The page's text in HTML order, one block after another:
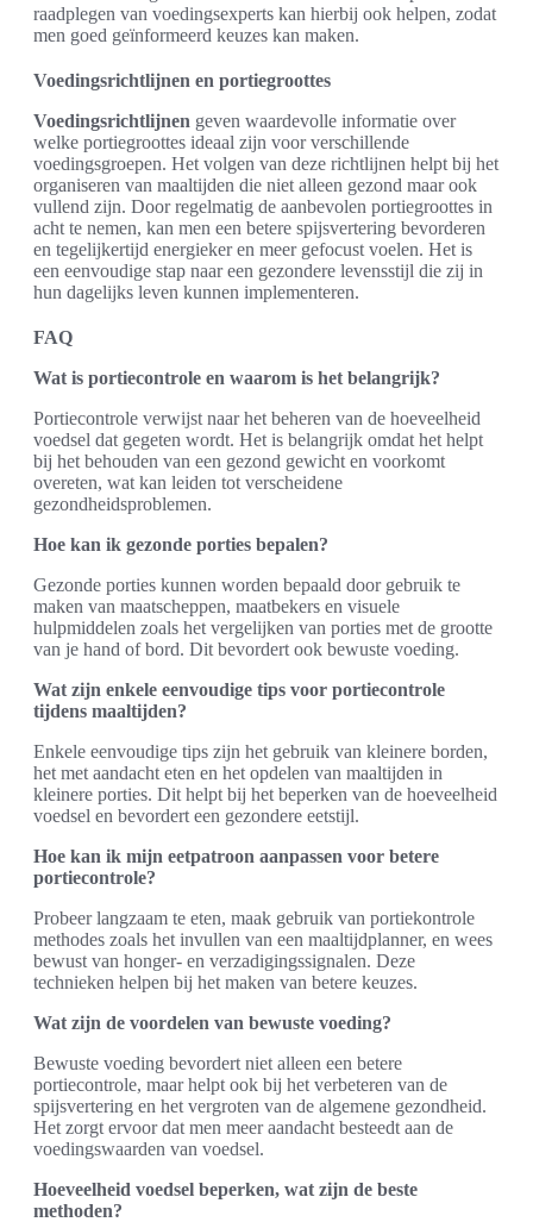
raadplegen van voedingsexperts kan hierbij ook helpen, zodat
men goed geïnformeerd keuzes kan maken.
Voedingsrichtlijnen en portiegroottes
Voedingsrichtlijnen geven waardevolle informatie over
welke portiegroottes ideaal zijn voor verschillende
voedingsgroepen. Het volgen van deze richtlijnen helpt bij het
organiseren van maaltijden die niet alleen gezond maar ook
vullend zijn. Door regelmatig de aanbevolen portiegroottes in
acht te nemen, kan men een betere spijsvertering bevorderen
en tegelijkertijd energieker en meer gefocust voelen. Het is
een eenvoudige stap naar een gezondere levensstijl die zij in
hun dagelijks leven kunnen implementeren.
FAQ
Wat is portiecontrole en waarom is het belangrijk?
Portiecontrole verwijst naar het beheren van de hoeveelheid
voedsel dat gegeten wordt. Het is belangrijk omdat het helpt
bij het behouden van een gezond gewicht en voorkomt
overeten, wat kan leiden tot verscheidene
gezondheidsproblemen.
Hoe kan ik gezonde porties bepalen?
Gezonde porties kunnen worden bepaald door gebruik te
maken van maatscheppen, maatbekers en visuele
hulpmiddelen zoals het vergelijken van porties met de grootte
van je hand of bord. Dit bevordert ook bewuste voeding.
Wat zijn enkele eenvoudige tips voor portiecontrole
tijdens maaltijden?
Enkele eenvoudige tips zijn het gebruik van kleinere borden,
het met aandacht eten en het opdelen van maaltijden in
kleinere porties. Dit helpt bij het beperken van de hoeveelheid
voedsel en bevordert een gezondere eetstijl.
Hoe kan ik mijn eetpatroon aanpassen voor betere
portiecontrole?
Probeer langzaam te eten, maak gebruik van portiekontrole
methodes zoals het invullen van een maaltijdplanner, en wees
bewust van honger- en verzadigingssignalen. Deze
technieken helpen bij het maken van betere keuzes.
Wat zijn de voordelen van bewuste voeding?
Bewuste voeding bevordert niet alleen een betere
portiecontrole, maar helpt ook bij het verbeteren van de
spijsvertering en het vergroten van de algemene gezondheid.
Het zorgt ervoor dat men meer aandacht besteedt aan de
voedingswaarden van voedsel.
Hoeveelheid voedsel beperken, wat zijn de beste
methoden?